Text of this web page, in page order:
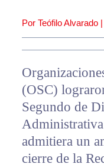
Por Teófilo Alvarado
(OSC)
Segundo de
admitiera un
cierre de la